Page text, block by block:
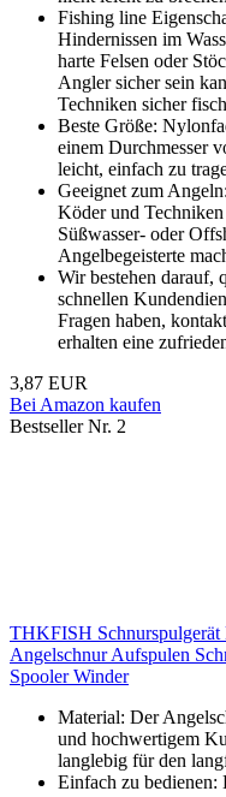
Fishing line
Hindernissen im
harte Felsen oder
Angler sicher sein
Techniken sicher
Beste Größe:
einem Durchmesser
leicht, einfach zu
Geeignet zum
Köder und
Süßwasser- oder
Angelbegeisterte
Wir bestehen darauf,
schnellen
Fragen haben,
erhalten eine
3,87 EUR
Bei Amazon kaufen
Bestseller Nr. 2
THKFISH
Angelschnur Aufspulen
Spooler Winder
Material: Der
und hochwertigem
langlebig für den
Einfach zu bedienen: